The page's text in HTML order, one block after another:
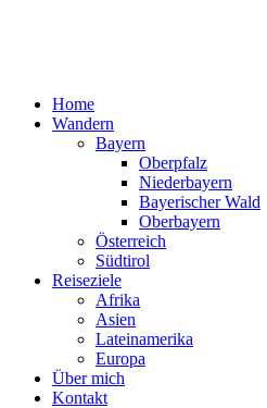
Home
Wandern
Bayern
Oberpfalz
Niederbayern
Bayerischer Wald
Oberbayern
Österreich
Südtirol
Reiseziele
Afrika
Asien
Lateinamerika
Europa
Über mich
Kontakt